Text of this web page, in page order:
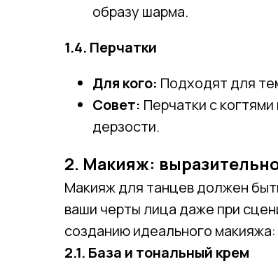
образу шарма.
1.4. Перчатки
Для кого: Подходят для
Совет: Перчатки с
дерзости.
2. Макияж:
Макияж для танцев должен
ваши черты лица даже при
созданию идеального макияжа:
2.1. База и тональный крем